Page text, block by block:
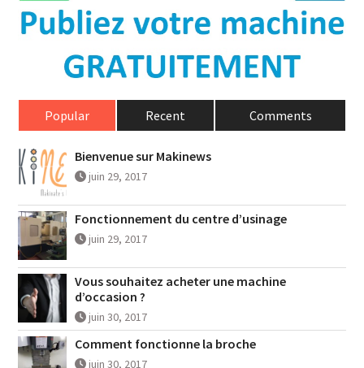
Popular Recent Comments
Bienvenue sur Makinews
juin 29, 2017
Fonctionnement du centre d’usinage
juin 29, 2017
Vous souhaitez acheter une machine
d’occasion ?
juin 30, 2017
Comment fonctionne la broche
juin 30, 2017